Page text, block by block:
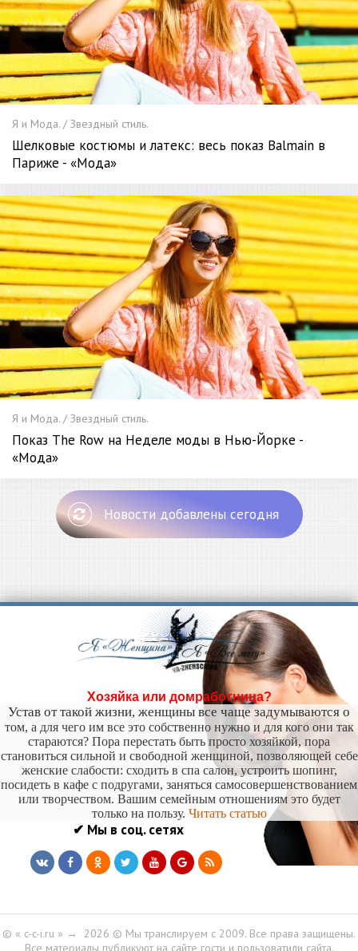
Я и Мода. / Звездный стиль.
Шелковые костюмы и латекс: весь показ Balmain в
Париже - «Мода»
Я и Мода. / Звездный стиль.
Показ The Row на Неделе моды в Нью-Йорке -
«Мода»
Новости добавлены сегодня
Хозяйка или домработница?
Устав от такой жизни, женщины все чаще задумываются о
том, а для чего им все это собственно нужно и для кого они так
стараются? Пора перестать быть просто хозяйкой, пора
становиться сильной и свободной женщиной, позволяющей себе
женские слабости: сходить в спа салон, устроить шопинг,
посидеть в кафе с подругами, заняться самосовершенствованием
или творчеством. Вашим семейным отношениям это будет
только на пользу. Читать статью
✔ Мы в соц. сетях
© « c-c-i.ru » → 2026 © Мы транслируем с 2009. Все права защищены.
Все материалы публикуют на сайте гости и пользоватили сайта.